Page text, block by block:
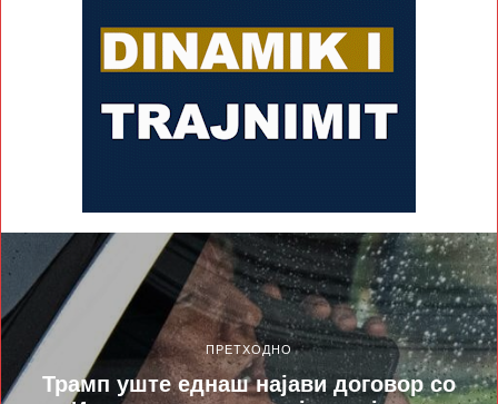
ПРЕТХОДНО
Трамп уште еднаш најави договор со